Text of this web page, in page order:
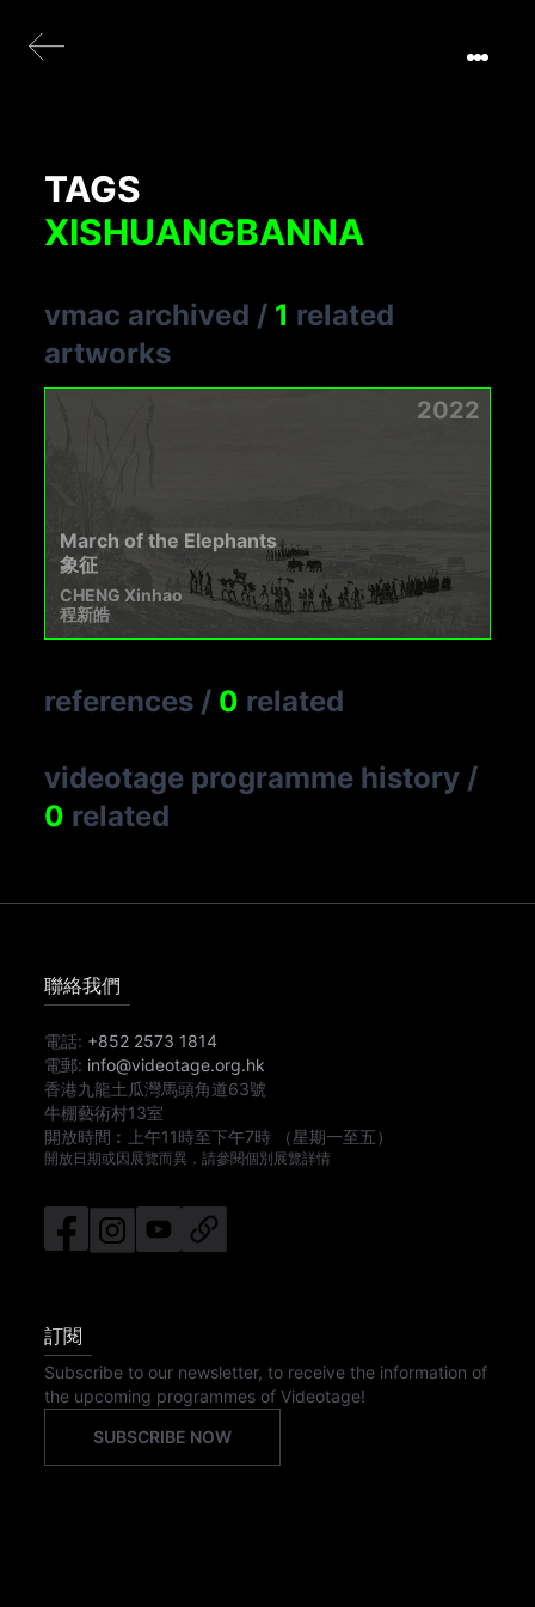
TAGS
XISHUANGBANNA
vmac archived / 1 related
artworks
2022
March of the Elephants
象征
CHENG Xinhao
程新皓
references / 0 related
videotage programme history /
0 related
聯絡我們
電話: +852 2573 1814
電郵: info@videotage.org.hk
香港九龍土瓜灣馬頭角道63號
牛棚藝術村13室
開放時間︰
上午11時至下午7時 （星期一至五）
開放日期或因展覽而異，請參閱個別展覽詳情
訂閱
Subscribe to our newsletter, to receive the information of
the upcoming programmes of Videotage!
SUBSCRIBE NOW